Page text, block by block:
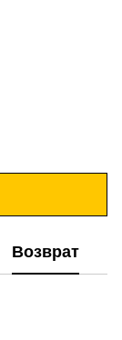
Возврат